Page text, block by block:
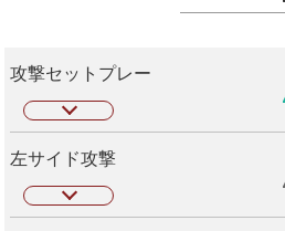
攻撃セットプレー
左サイド攻撃